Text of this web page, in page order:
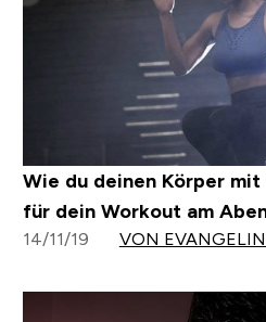
Wie du deinen Körper
für dein Workout am
14/11/19 VON